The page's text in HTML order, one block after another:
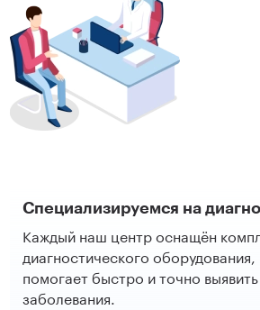
Специализируемся на
Каждый наш центр оснащён
диагностического
помогает быстро и точно
заболевания.